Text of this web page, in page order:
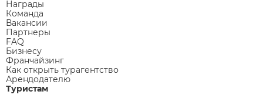
Награды
Команда
Вакансии
Партнеры
FAQ
Бизнесу
Франчайзинг
Как открыть турагентство
Арендодателю
Туристам